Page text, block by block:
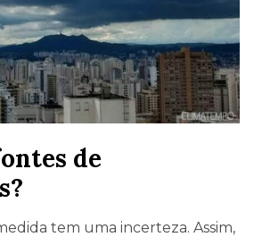
de
tem uma incerteza. Assim,